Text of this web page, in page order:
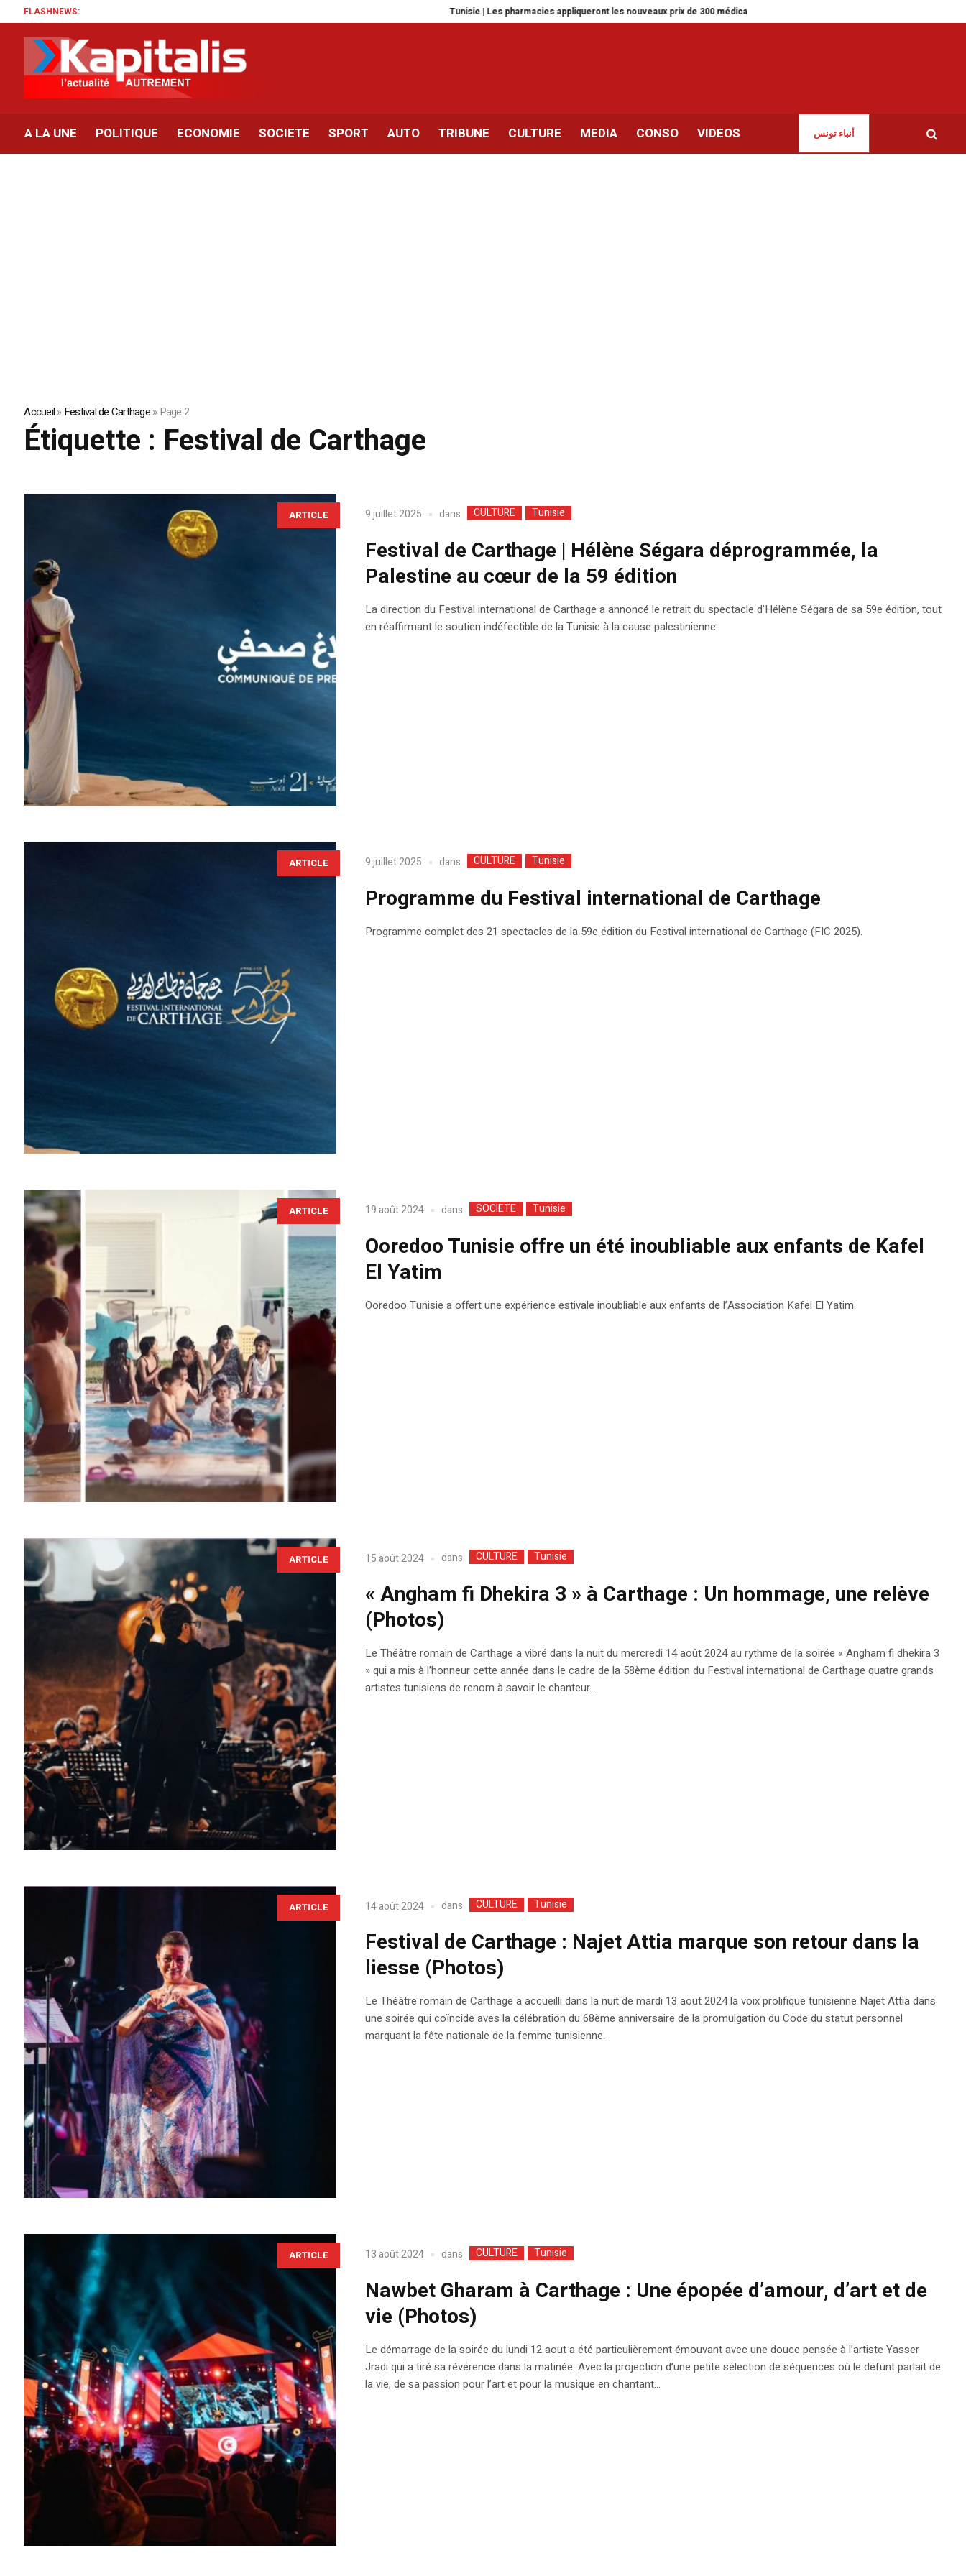
FLASHNEWS: Tunisie | Les pharmacies appliqueront les nouveaux prix de 300 médicaments Pour Moody’s, la position extérieure de la Tunisie est
A LA UNE POLITIQUE ECONOMIE SOCIETE SPORT AUTO TRIBUNE CULTURE MEDIA CONSO VIDEOS أنباء تونس
Accueil»Festival de Carthage»Page 2
Étiquette : Festival de Carthage
ARTICLE 9 juillet 2025 dans CULTURE Tunisie
Festival de Carthage | Hélène Ségara déprogrammée, la
Palestine au cœur de la 59 édition
La direction du Festival international de Carthage a annoncé le retrait du spectacle d’Hélène Ségara de sa 59e édition, tout
en réaffirmant le soutien indéfectible de la Tunisie à la cause palestinienne.
ARTICLE 9 juillet 2025 dans CULTURE Tunisie
Programme du Festival international de Carthage
Programme complet des 21 spectacles de la 59e édition du Festival international de Carthage (FIC 2025).
ARTICLE 19 août 2024 dans SOCIETE Tunisie
Ooredoo Tunisie offre un été inoubliable aux enfants de Kafel
El Yatim
Ooredoo Tunisie a offert une expérience estivale inoubliable aux enfants de l’Association Kafel El Yatim.
ARTICLE 15 août 2024 dans CULTURE Tunisie
« Angham fi Dhekira 3 » à Carthage : Un hommage, une relève
(Photos)
Le Théâtre romain de Carthage a vibré dans la nuit du mercredi 14 août 2024 au rythme de la soirée « Angham fi dhekira 3
» qui a mis à l’honneur cette année dans le cadre de la 58ème édition du Festival international de Carthage quatre grands
artistes tunisiens de renom à savoir le chanteur...
ARTICLE 14 août 2024 dans CULTURE Tunisie
Festival de Carthage : Najet Attia marque son retour dans la
liesse (Photos)
Le Théâtre romain de Carthage a accueilli dans la nuit de mardi 13 aout 2024 la voix prolifique tunisienne Najet Attia dans
une soirée qui coïncide aves la célébration du 68ème anniversaire de la promulgation du Code du statut personnel
marquant la fête nationale de la femme tunisienne.
ARTICLE 13 août 2024 dans CULTURE Tunisie
Nawbet Gharam à Carthage : Une épopée d’amour, d’art et de
vie (Photos)
Le démarrage de la soirée du lundi 12 aout a été particulièrement émouvant avec une douce pensée à l’artiste Yasser
Jradi qui a tiré sa révérence dans la matinée. Avec la projection d’une petite sélection de séquences où le défunt parlait de
la vie, de sa passion pour l’art et pour la musique en chantant...